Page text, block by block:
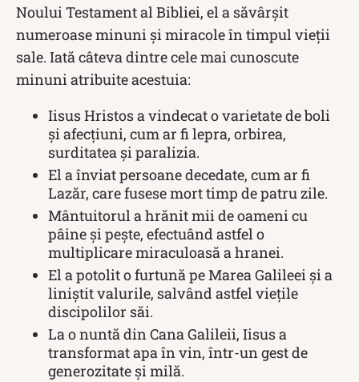
Noului Testament al Bibliei, el a săvârșit
numeroase minuni și miracole în timpul vieții
sale. Iată câteva dintre cele mai cunoscute
minuni atribuite acestuia:
Iisus Hristos a vindecat o varietate de boli
și afecțiuni, cum ar fi lepra, orbirea,
surditatea și paralizia.
El a înviat persoane decedate, cum ar fi
Lazăr, care fusese mort timp de patru zile.
Mântuitorul a hrănit mii de oameni cu
pâine și pește, efectuând astfel o
multiplicare miraculoasă a hranei.
El a potolit o furtună pe Marea Galileei și a
liniștit valurile, salvând astfel viețile
discipolilor săi.
La o nuntă din Cana Galileii, Iisus a
transformat apa în vin, într-un gest de
generozitate și milă.